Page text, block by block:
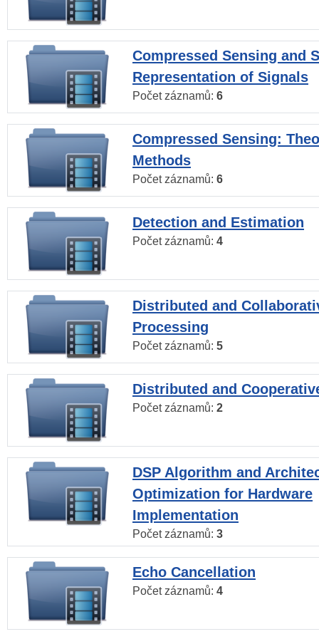
Compressed Sensing and
Representation of Signals
Počet záznamů: 6
Compressed Sensing:
Methods
Počet záznamů: 6
Detection and Estimation
Počet záznamů: 4
Distributed and
Processing
Počet záznamů: 5
Distributed and
Počet záznamů: 2
DSP Algorithm and
Optimization for Hardware
Implementation
Počet záznamů: 3
Echo Cancellation
Počet záznamů: 4